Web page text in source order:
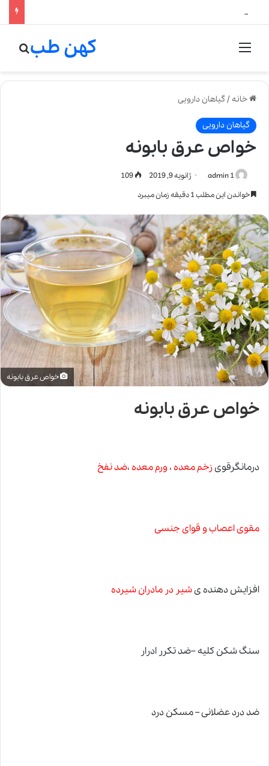
منو کهن طب
خانه/ گیاهان دارویی
گیاهان دارویی
خواص عرق بابونه
admin 1 ژانویه 9, 2019
خواندن این مطلب 1 دقیقه زمان میبرد
خواص عرق بابونه
خواص عرق بابونه
درمانگرقویزخم معده ، ورم معده ،ضد نفخ
مقوی اعصاب و قوای جنسی
افزایش دهنده یشیر در مادران شیرده
سنگ شکن کلیه –ضد تکرر ادرار
ضد درد عضلانی – مسکن درد